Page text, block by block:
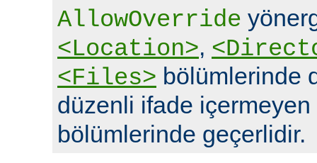
AllowOverride
<Location>,
<Files> bölümlerinde
düzenli ifade içermeyen
bölümlerinde geçerlidir.